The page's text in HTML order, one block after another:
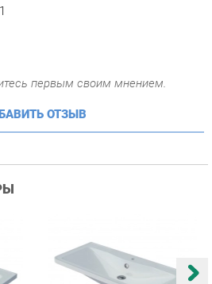
ОТЗЫВ
Купить
Adel 80 16722 Белая
7 790 ₽